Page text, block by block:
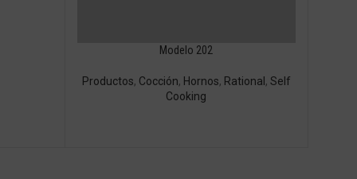
Modelo 202
Productos, Cocción, Hornos, Rational , Self
Cooking